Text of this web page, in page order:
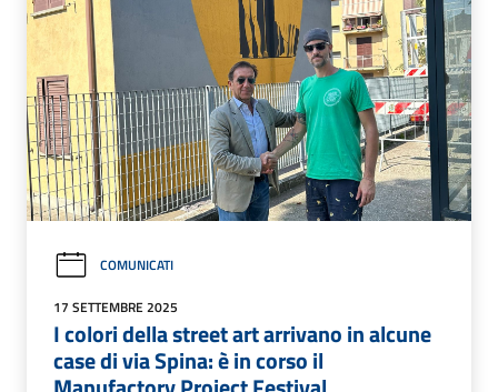
COMUNICATI
17 SETTEMBRE 2025
I colori della street art arrivano in alcune
case di via Spina: è in corso il